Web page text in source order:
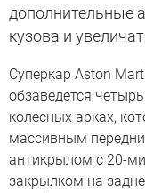
дополнительные
кузова и
Суперкар Aston
обзаведется
колесных арках,
массивным
антикрылом с 20-
закрылком на